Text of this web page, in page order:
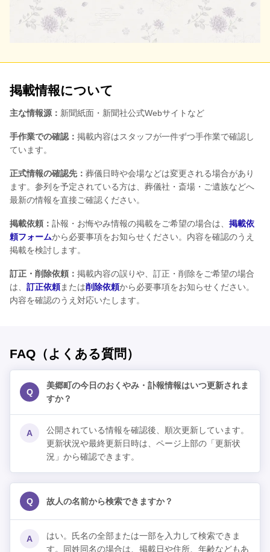
掲載情報について
主な情報源： 新聞紙面・新聞社公式Webサイトなど
手作業での確認： 掲載内容はスタッフが一件ずつ手作業で確認し
ています。
正式情報の確認先： 葬儀日時や会場などは変更される場合があり
ます。参列を予定されている方は、葬儀社・斎場・ご遺族などへ
最新の情報を直接ご確認ください。
掲載依頼： 訃報・お悔やみ情報の掲載をご希望の場合は、 掲載依
頼フォームから必要事項をお知らせください。内容を確認のうえ
掲載を検討します。
訂正・削除依頼： 掲載内容の誤りや、訂正・削除をご希望の場合
は、 訂正依頼または削除依頼から必要事項をお知らせください。
内容を確認のうえ対応いたします。
FAQ（よくある質問）
Q
美郷町の今日のおくやみ・訃報情報はいつ更新されま
すか？
A
公開されている情報を確認後、順次更新しています。
更新状況や最終更新日時は、ページ上部の「更新状
況」から確認できます。
Q 故人の名前から検索できますか？
A
はい。氏名の全部または一部を入力して検索できま
す。同姓同名の場合は、掲載日や住所、年齢などもあ